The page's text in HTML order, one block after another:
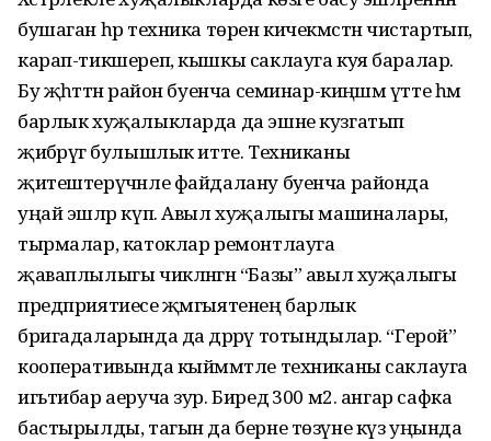
бушаган һәр техника төрен кичекмәстән чистартып,
карап-тикшереп, кышкы саклауга куя баралар.
Бу җәһәттән район буенча семинар-киңәшмә үтте һәм
барлык хуҗалыкларда да эшне кузгатып
җибәрүгә булышлык итте. Техниканы
җитештерүчәнле файдалану буенча районда
уңай эшләр күп. Авыл хуҗалыгы машиналары,
тырмалар, катоклар ремонтлауга
җаваплылыгы чикләнгән “Базы” авыл хуҗалыгы
предприятиесе җәмгыятенең барлык
бригадаларында да дәррәү тотындылар. “Герой”
кооперативында кыйммәтле техниканы саклауга
игьтибар аеруча зур. Биредә 300 м2. ангар сафка
бастырылды, тагын да берне төзүне күз уңында